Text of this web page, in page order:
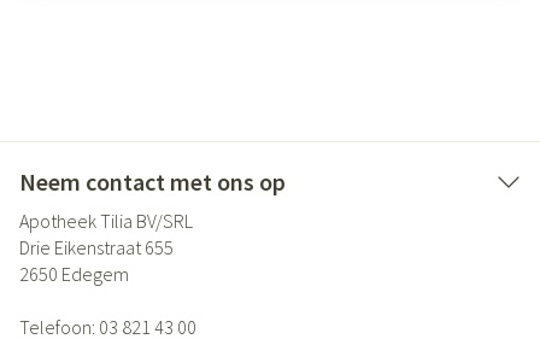
Neem contact met ons op
Apotheek Tilia BV/SRL
Drie Eikenstraat 655
2650 Edegem
Telefoon: 03 821 43 00